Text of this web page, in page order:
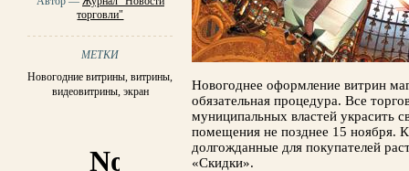
торговли"
МЕТКИ
Новогодние витрины,витрины,
видеовитрины, экран
Новогоднее оформление витрин
обязательная процедура. Все
муниципальных властей украсить
помещения не позднее 15 ноября. К
долгожданные для покупателей
«Скидки».